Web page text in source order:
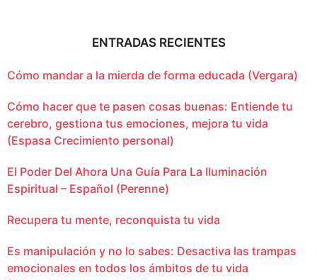
ENTRADAS RECIENTES
Cómo mandar a la mierda de forma educada (Vergara)
Cómo hacer que te pasen cosas buenas: Entiende tu
cerebro, gestiona tus emociones, mejora tu vida
(Espasa Crecimiento personal)
El Poder Del Ahora Una Guía Para La Iluminación
Espiritual – Español (Perenne)
Recupera tu mente, reconquista tu vida
Es manipulación y no lo sabes: Desactiva las trampas
emocionales en todos los ámbitos de tu vida